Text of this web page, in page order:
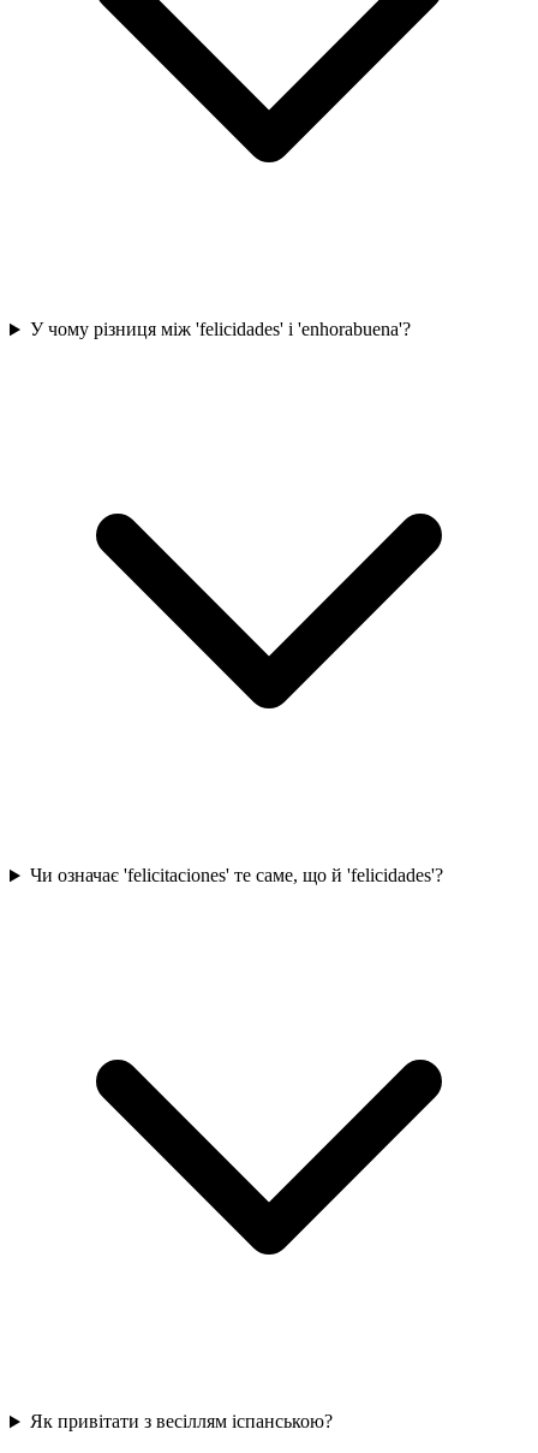
У чому різниця між 'felicidades' і 'enhorabuena'?
Чи означає 'felicitaciones' те саме, що й 'felicidades'?
Як привітати з весіллям іспанською?